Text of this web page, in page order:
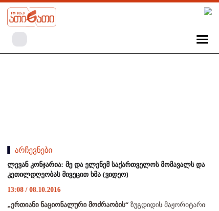
არჩევნები
ლევან კონჯარია: მე და ელენემ საქართველოს მომავალს და
კეთილდღეობას მივეცით ხმა (ვიდეო)
13:08 / 08.10.2016
„ერთიანი ნაციონალური მოძრაობის“ ზუგდიდის მაჟორიტარი